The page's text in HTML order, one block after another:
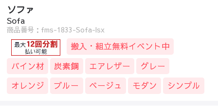
ソファ
Sofa
商品番号：fms-1833-Sofa-lsx
搬入・組立無料イベント中
パイン材
炭素鋼 エアレザー
グレー
オレンジ
ブルー ベージュ モダン シンプル